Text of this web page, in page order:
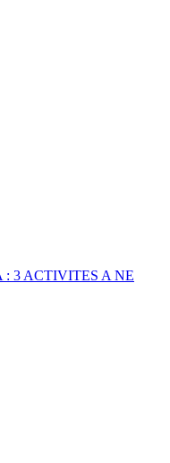
3 ACTIVITES A NE